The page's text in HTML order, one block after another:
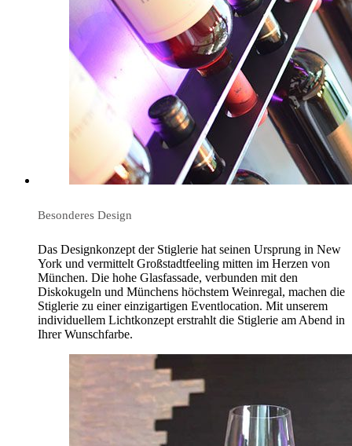
Besonderes Design
Das Designkonzept der Stiglerie hat seinen Ursprung in New
York und vermittelt Großstadtfeeling mitten im Herzen von
München. Die hohe Glasfassade, verbunden mit den
Diskokugeln und Münchens höchstem Weinregal, machen die
Stiglerie zu einer einzigartigen Eventlocation. Mit unserem
individuellem Lichtkonzept erstrahlt die Stiglerie am Abend in
Ihrer Wunschfarbe.